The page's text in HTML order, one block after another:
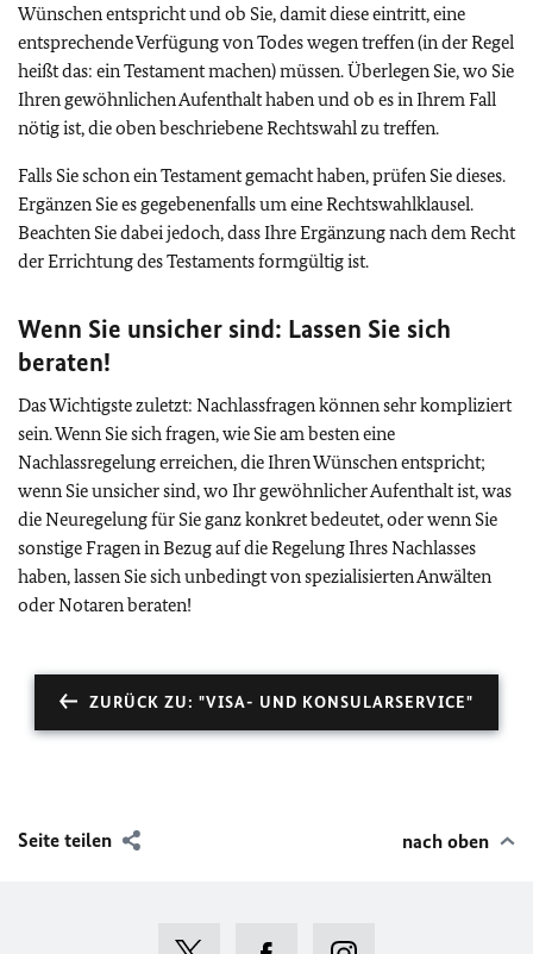
Wünschen entspricht und ob Sie, damit diese eintritt, eine
entsprechende Verfügung von Todes wegen treffen (in der Regel
heißt das: ein Testament machen) müssen. Überlegen Sie, wo Sie
Ihren gewöhnlichen Aufenthalt haben und ob es in Ihrem Fall
nötig ist, die oben beschriebene Rechtswahl zu treffen.
Falls Sie schon ein Testament gemacht haben, prüfen Sie dieses.
Ergänzen Sie es gegebenenfalls um eine Rechtswahlklausel.
Beachten Sie dabei jedoch, dass Ihre Ergänzung nach dem Recht
der Errichtung des Testaments formgültig ist.
Wenn Sie unsicher sind: Lassen Sie sich
beraten!
Das Wichtigste zuletzt: Nachlassfragen können sehr kompliziert
sein. Wenn Sie sich fragen, wie Sie am besten eine
Nachlassregelung erreichen, die Ihren Wünschen entspricht;
wenn Sie unsicher sind, wo Ihr gewöhnlicher Aufenthalt ist, was
die Neuregelung für Sie ganz konkret bedeutet, oder wenn Sie
sonstige Fragen in Bezug auf die Regelung Ihres Nachlasses
haben, lassen Sie sich unbedingt von spezialisierten Anwälten
oder Notaren beraten!
ZURÜCK ZU: "VISA- UND KONSULARSERVICE"
Seite teilen nach oben